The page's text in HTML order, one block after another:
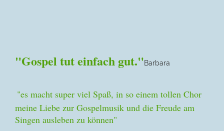
"Gospel tut einfach gut."Barbara
"es macht super viel Spaß, in so einem tollen Chor
meine Liebe zur Gospelmusik und die Freude am
Singen ausleben zu können"